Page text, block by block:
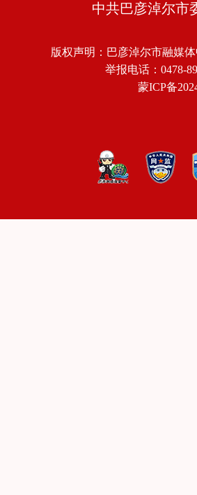
中共巴彦淖尔市
版权声明：巴彦淖尔市融媒
举报电话：0478-
蒙ICP备